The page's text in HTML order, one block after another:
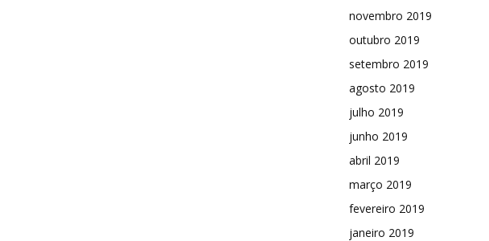
novembro 2019
outubro 2019
setembro 2019
agosto 2019
julho 2019
junho 2019
abril 2019
março 2019
fevereiro 2019
janeiro 2019